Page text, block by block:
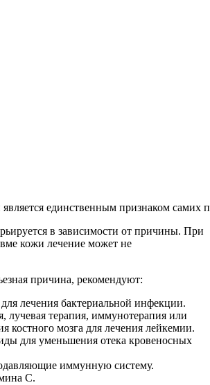
единственным признаком самих
в зависимости от причины. При
кожи лечение может не
причина, рекомендуют:
лечения бактериальной инфекции.
лучевая терапия, иммунотерапия или
костного мозга для лечения лейкемии.
для уменьшения отека кровеносных
иммунную систему.
С.